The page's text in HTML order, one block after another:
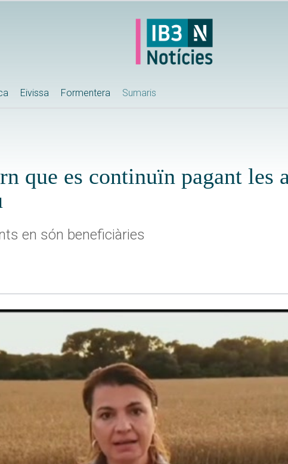
Eivissa Formentera Sumaris
que es continuïn pagant les
en són beneficiàries